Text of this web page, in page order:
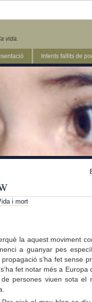
vida.
Intents fallits de
i mort
la aquest moviment
a guanyar pes
s’ha fet sense
fet notar més a Europa
persones viuen sota el